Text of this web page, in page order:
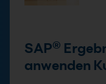
SAP®
anwenden